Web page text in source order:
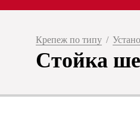
Крепеж по типу /
Стойка